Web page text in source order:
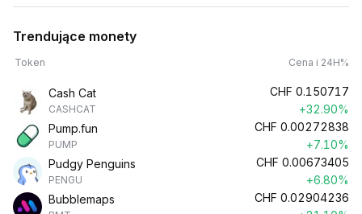
Trendujące monety
Token Cena i 24H%
Cash Cat
CASHCAT
CHF 0.150717
+32.90%
Pump.fun
PUMP
CHF 0.00272838
+7.10%
Pudgy Penguins
PENGU
CHF 0.00673405
+6.80%
Bubblemaps
CHF 0.02904236